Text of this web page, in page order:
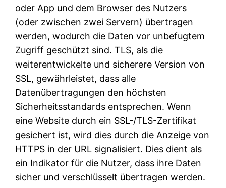
oder App und dem Browser des Nutzers
(oder zwischen zwei Servern) übertragen
werden, wodurch die Daten vor unbefugtem
Zugriff geschützt sind. TLS, als die
weiterentwickelte und sicherere Version von
SSL, gewährleistet, dass alle
Datenübertragungen den höchsten
Sicherheitsstandards entsprechen. Wenn
eine Website durch ein SSL-/TLS-Zertifikat
gesichert ist, wird dies durch die Anzeige von
HTTPS in der URL signalisiert. Dies dient als
ein Indikator für die Nutzer, dass ihre Daten
sicher und verschlüsselt übertragen werden.